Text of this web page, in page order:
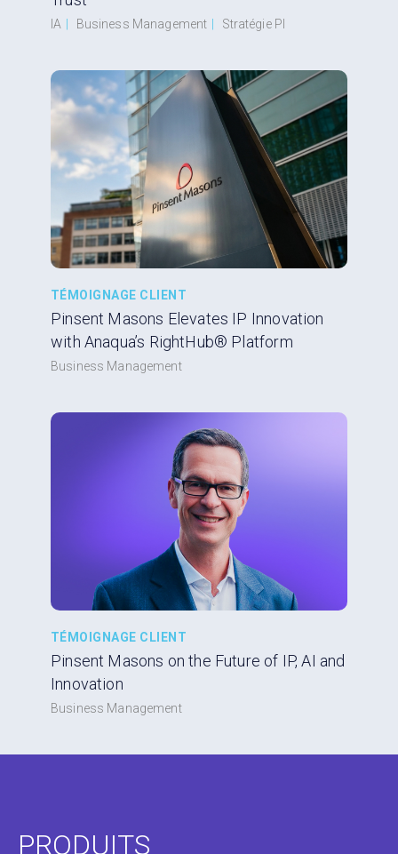
IA Business Management Stratégie PI
TÉMOIGNAGE CLIENT
Pinsent Masons Elevates IP Innovation
with Anaqua’s RightHub® Platform
Business Management
TÉMOIGNAGE CLIENT
Pinsent Masons on the Future of IP, AI and
Innovation
Business Management
PRODUITS